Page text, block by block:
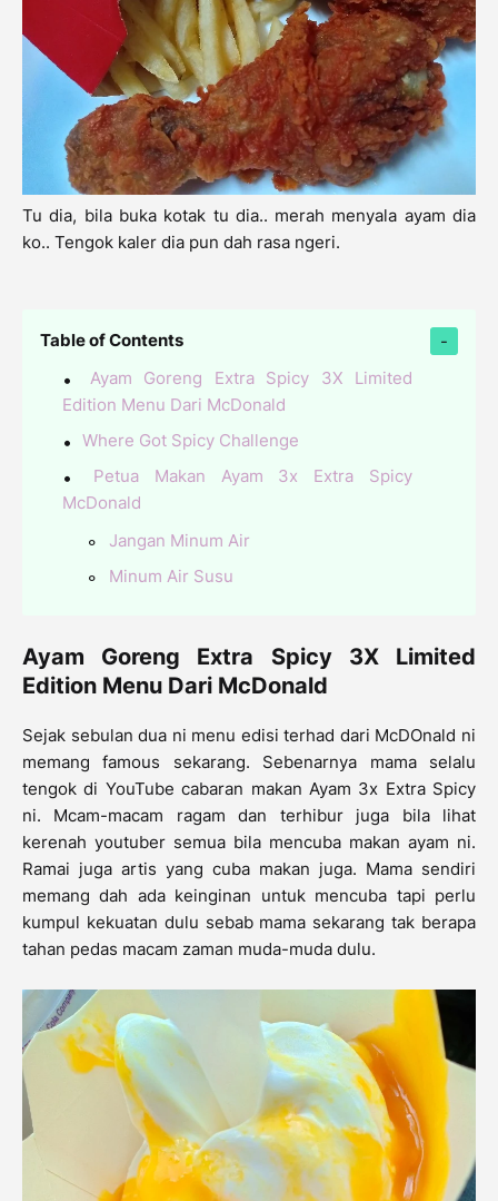
Tu dia, bila buka kotak tu dia.. merah menyala ayam dia
ko.. Tengok kaler dia pun dah rasa ngeri.
Table of Contents
Ayam Goreng Extra Spicy 3X Limited
Edition Menu Dari McDonald
Where Got Spicy Challenge
Petua Makan Ayam 3x Extra Spicy
McDonald
Jangan Minum Air
Minum Air Susu
Ayam Goreng Extra Spicy 3X Limited
Edition Menu Dari McDonald
Sejak sebulan dua ni menu edisi terhad dari McDOnald ni
memang famous sekarang. Sebenarnya mama selalu
tengok di YouTube cabaran makan Ayam 3x Extra Spicy
ni. Mcam-macam ragam dan terhibur juga bila lihat
kerenah youtuber semua bila mencuba makan ayam ni.
Ramai juga artis yang cuba makan juga. Mama sendiri
memang dah ada keinginan untuk mencuba tapi perlu
kumpul kekuatan dulu sebab mama sekarang tak berapa
tahan pedas macam zaman muda-muda dulu.